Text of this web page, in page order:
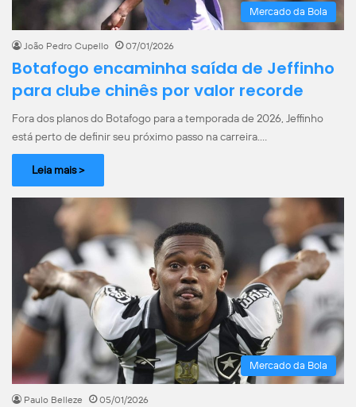
Mercado da Bola
João Pedro Cupello 07/01/2026
Botafogo encaminha saída de Jeffinho
para clube chinês por valor recorde
Fora dos planos do Botafogo para a temporada de 2026, Jeffinho
está perto de definir seu próximo passo na carreira.…
Leia mais >
Mercado da Bola
Paulo Belleze 05/01/2026